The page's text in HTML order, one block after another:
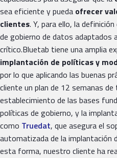
sea eficiente y pueda ofrecer
clientes. Y, para ello, la
de gobierno de datos adaptados
crítico.Bluetab tiene una amplia
implantación de políticas y
por lo que aplicando las buenas
cliente un plan de 12 semanas
establecimiento de las bases
políticas de gobierno, y la
como Truedat, que asegura el
automatizada de la implantación
esta forma, nuestro cliente ha